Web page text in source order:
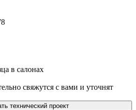
в салонах
свяжутся с вами и уточнят
технический проект